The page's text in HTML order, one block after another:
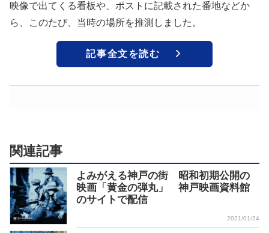
映像で出てくる看板や、ポストに記載された番地などか
ら、このたび、当時の場所を推測しました。
記事全文を読む
関連記事
よみがえる神戸の街 昭和初期公開の
映画「黄金の弾丸」 神戸映画資料館
のサイトで配信
2021/01/24